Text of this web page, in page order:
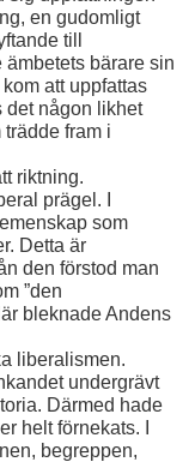
en gudomligt
till
bärare sin
att uppfattas
det någon likhet
fram i
riktning.
prägel. I
som
Detta är
den förstod man
”den
bleknade Andens
liberalismen.
undergrävt
Därmed hade
helt förnekats. I
begreppen,